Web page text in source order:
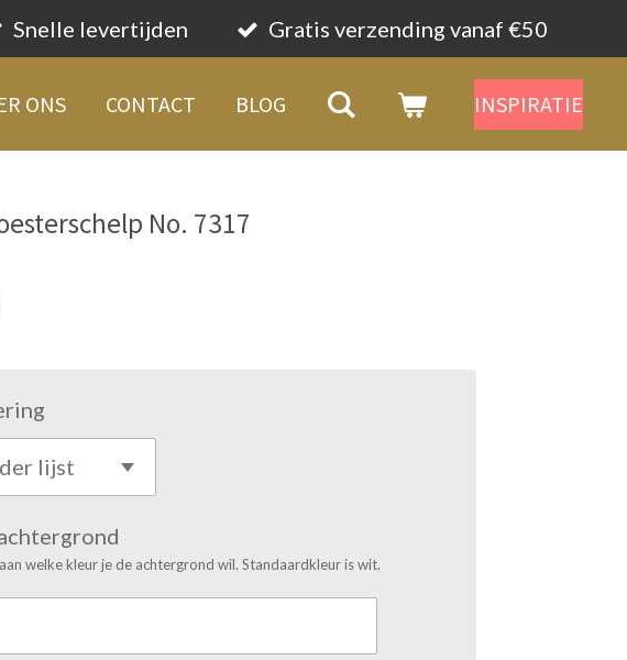
Snelle levertijden Gratis verzending vanaf €50
ONS CONTACT BLOG INSPIRATIE
No. 7317
welke kleur je de achtergrond wil. Standaardkleur is wit.